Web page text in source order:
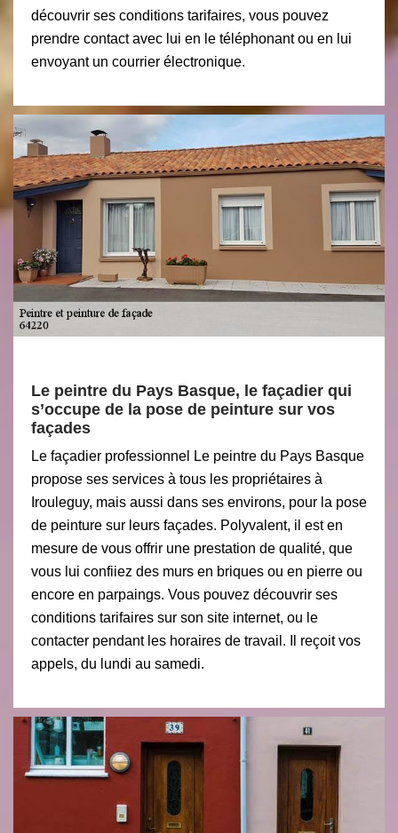
découvrir ses conditions tarifaires, vous pouvez
prendre contact avec lui en le téléphonant ou en lui
envoyant un courrier électronique.
Le peintre du Pays Basque, le façadier qui
s’occupe de la pose de peinture sur vos
façades
Le façadier professionnel Le peintre du Pays Basque
propose ses services à tous les propriétaires à
Irouleguy, mais aussi dans ses environs, pour la pose
de peinture sur leurs façades. Polyvalent, il est en
mesure de vous offrir une prestation de qualité, que
vous lui confiiez des murs en briques ou en pierre ou
encore en parpaings. Vous pouvez découvrir ses
conditions tarifaires sur son site internet, ou le
contacter pendant les horaires de travail. Il reçoit vos
appels, du lundi au samedi.